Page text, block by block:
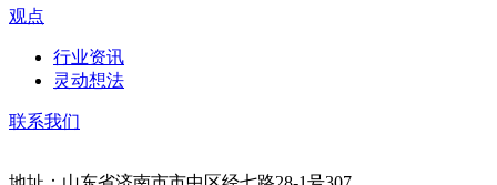
观点
行业资讯
灵动想法
联系我们